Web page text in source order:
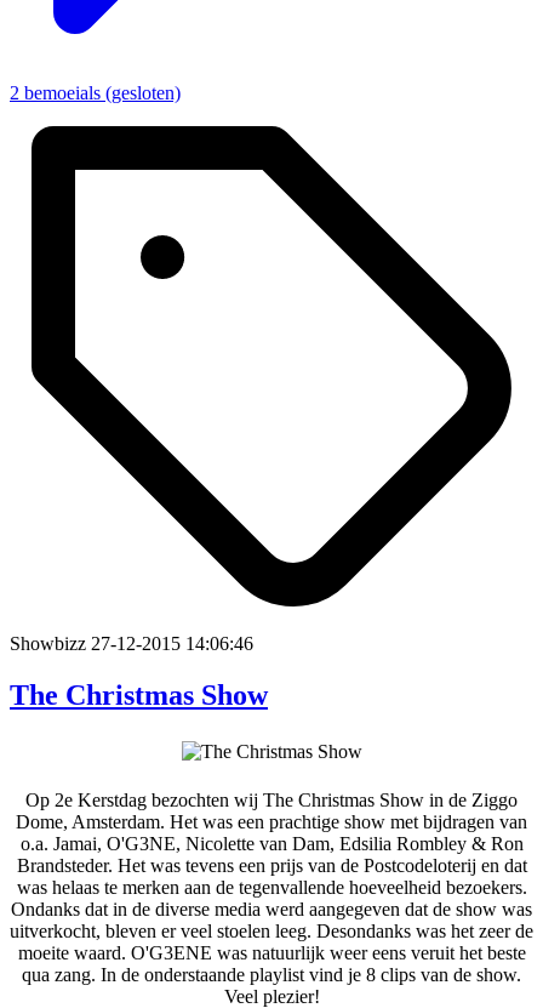
2 bemoeials (gesloten)
Showbizz 27-12-2015 14:06:46
The Christmas Show
Op 2e Kerstdag bezochten wij The Christmas Show in de Ziggo
Dome, Amsterdam. Het was een prachtige show met bijdragen van
o.a. Jamai, O'G3NE, Nicolette van Dam, Edsilia Rombley & Ron
Brandsteder. Het was tevens een prijs van de Postcodeloterij en dat
was helaas te merken aan de tegenvallende hoeveelheid bezoekers.
Ondanks dat in de diverse media werd aangegeven dat de show was
uitverkocht, bleven er veel stoelen leeg. Desondanks was het zeer de
moeite waard. O'G3ENE was natuurlijk weer eens veruit het beste
qua zang. In de onderstaande playlist vind je 8 clips van de show.
Veel plezier!